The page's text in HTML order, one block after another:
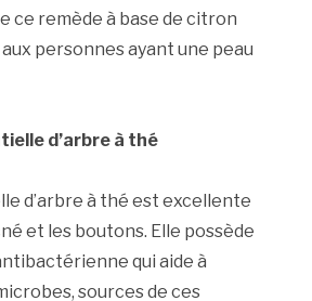
ce remède à base de citron
personnes ayant une peau
d’arbre à thé
d’arbre à thé est excellente
et les boutons. Elle possède
qui aide à
sources de ces